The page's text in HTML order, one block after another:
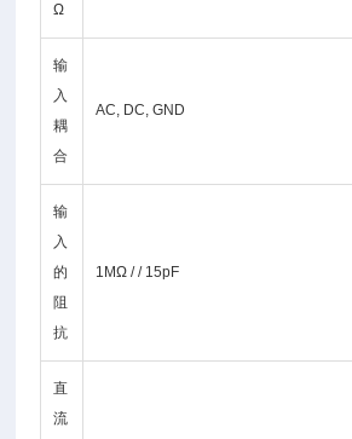
Ω
输
入
耦
合
AC, DC, GND
输
入
的
阻
抗
1MΩ / / 15pF
直
流